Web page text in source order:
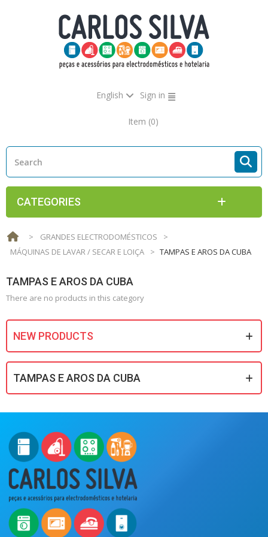
English Sign in
Item (0)
CATEGORIES
> GRANDES ELECTRODOMÉSTICOS
>
MÁQUINAS DE LAVAR / SECAR E LOIÇA
> TAMPAS E AROS DA CUBA
TAMPAS E AROS DA CUBA
There are no products in this category
NEW PRODUCTS
TAMPAS E AROS DA CUBA